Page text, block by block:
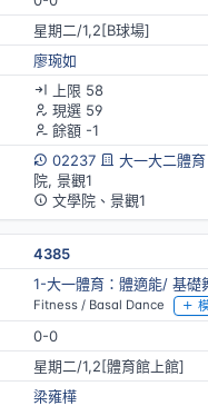
星期二/1,2[B球場]
廖琬如
上限 58
現選 59
餘額 -1
02237
大一大二體育
院, 景觀1
文學院、景觀1
4385
1-大一體育：體適能/ 基礎
Fitness / Basal Dance
0-0
星期二/1,2[體育館上館]
梁雍樺